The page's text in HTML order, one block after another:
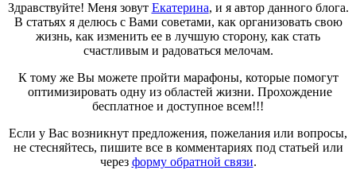
Здравствуйте! Меня зовут Екатерина, и я автор данного блога.
В статьях я делюсь с Вами советами, как организовать свою
жизнь, как изменить ее в лучшую сторону, как стать
счастливым и радоваться мелочам.
К тому же Вы можете пройти марафоны, которые помогут
оптимизировать одну из областей жизни. Прохождение
бесплатное и доступное всем!!!
Если у Вас возникнут предложения, пожелания или вопросы,
не стесняйтесь, пишите все в комментариях под статьей или
через форму обратной связи.